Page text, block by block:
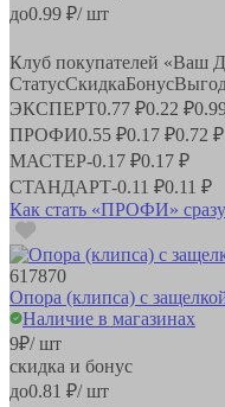
до0.99 ₽/ шт
Клуб покупателей «Ваш
СтатусСкидкаБонус
ЭКСПЕРТ0.77 ₽0.22 ₽
ПРОФИ0.55 ₽0.17 ₽0.72 ₽
МАСТЕР-0.17 ₽0.17 ₽
СТАНДАРТ-0.11 ₽0.11 ₽
Как стать «ПРОФИ»
617870
Опора (клипса) с
Наличие в магазинах
9₽/ шт
скидка и бонус
до0.81 ₽/ шт